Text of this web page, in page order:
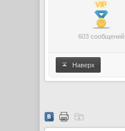
VIP
603 сообщений
Наверх